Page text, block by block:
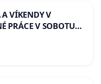
A VÍKENDY V
PRÁCE V SOBOTU
PRACOVNÝ
A PRAVIDELNÁ